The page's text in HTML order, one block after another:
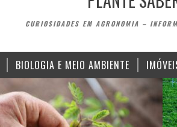
CURIOSIDADES EM AGRONOMIA –
BIOLOGIA E MEIO AMBIENTE